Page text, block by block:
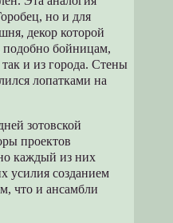
но и для
декор которой
подобно бойницам,
и из города. Стены
лопатками на
зотовской
проектов
каждый из них
усилия созданием
что и ансамбли